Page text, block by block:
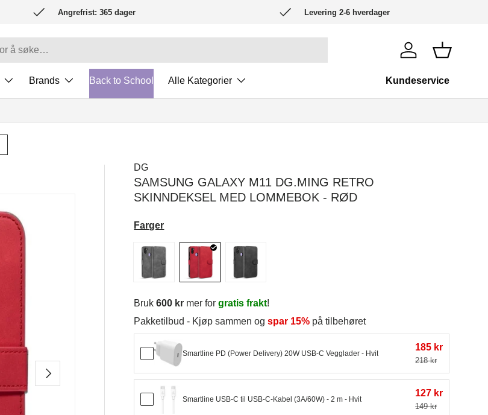
Angrefrist: 365 dager Levering 2-6 hverdager
Logg innKurv
Brands Back to School Alle Kategorier Kundeservice
NESTE
DG
SAMSUNG GALAXY M11 DG.MING RETRO
SKINNDEKSEL MED LOMMEBOK - RØD
Farger
Bruk600 kr mer forgratis frakt!
Pakketilbud - Kjøp sammen ogspar 15% på tilbehøret
Smartline PD (Power Delivery) 20W USB-C Vegglader - Hvit
185 kr
218 kr
Smartline USB-C til USB-C-Kabel (3A/60W) - 2 m - Hvit
127 kr
149 kr